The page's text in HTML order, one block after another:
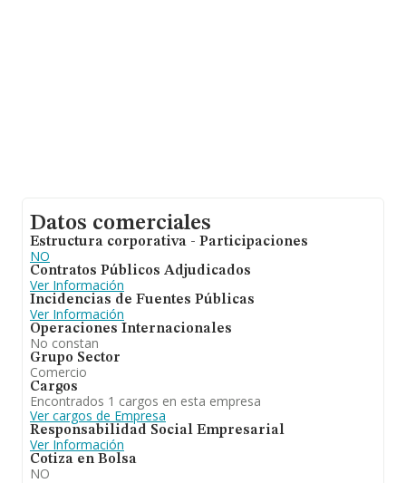
Datos comerciales
Estructura corporativa - Participaciones
NO
Contratos Públicos Adjudicados
Ver Información
Incidencias de Fuentes Públicas
Ver Información
Operaciones Internacionales
No constan
Grupo Sector
Comercio
Cargos
Encontrados 1 cargos en esta empresa
Ver cargos de Empresa
Responsabilidad Social Empresarial
Ver Información
Cotiza en Bolsa
NO